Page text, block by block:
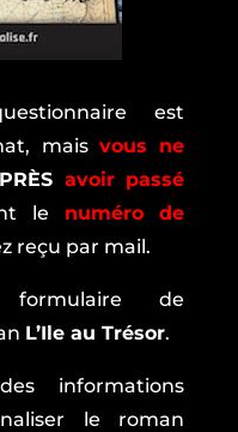
est
mais vous ne
avoir passé
le numéro de
reçu par mail.
de
L’Ile au Trésor.
informations
le roman